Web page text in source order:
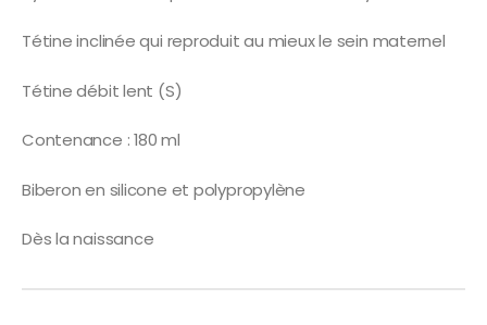
Tétine inclinée qui reproduit au mieux le sein maternel
Tétine débit lent (S)
Contenance : 180 ml
Biberon en silicone et polypropylène
Dès la naissance